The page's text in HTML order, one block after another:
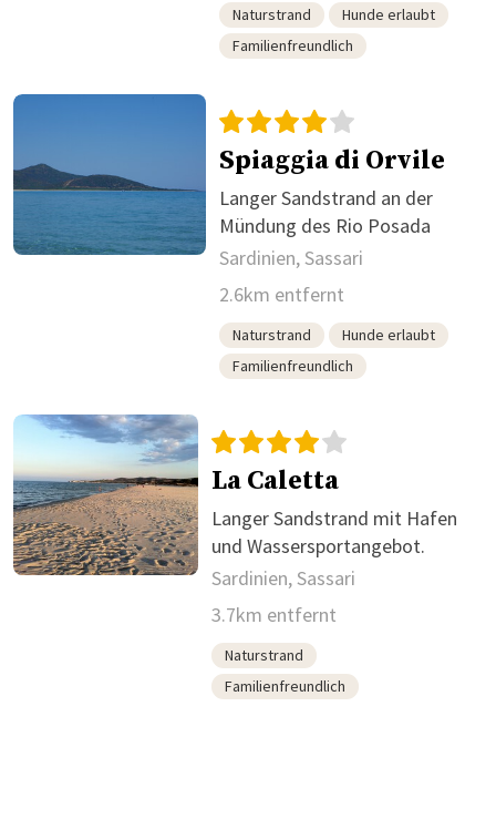
Naturstrand
Hunde erlaubt
Familienfreundlich
Spiaggia di Orvile
Langer Sandstrand an der
Mündung des Rio Posada
Sardinien, Sassari
2.6km entfernt
Naturstrand
Hunde erlaubt
Familienfreundlich
La Caletta
Langer Sandstrand mit Hafen
und Wassersportangebot.
Sardinien, Sassari
3.7km entfernt
Naturstrand
Familienfreundlich